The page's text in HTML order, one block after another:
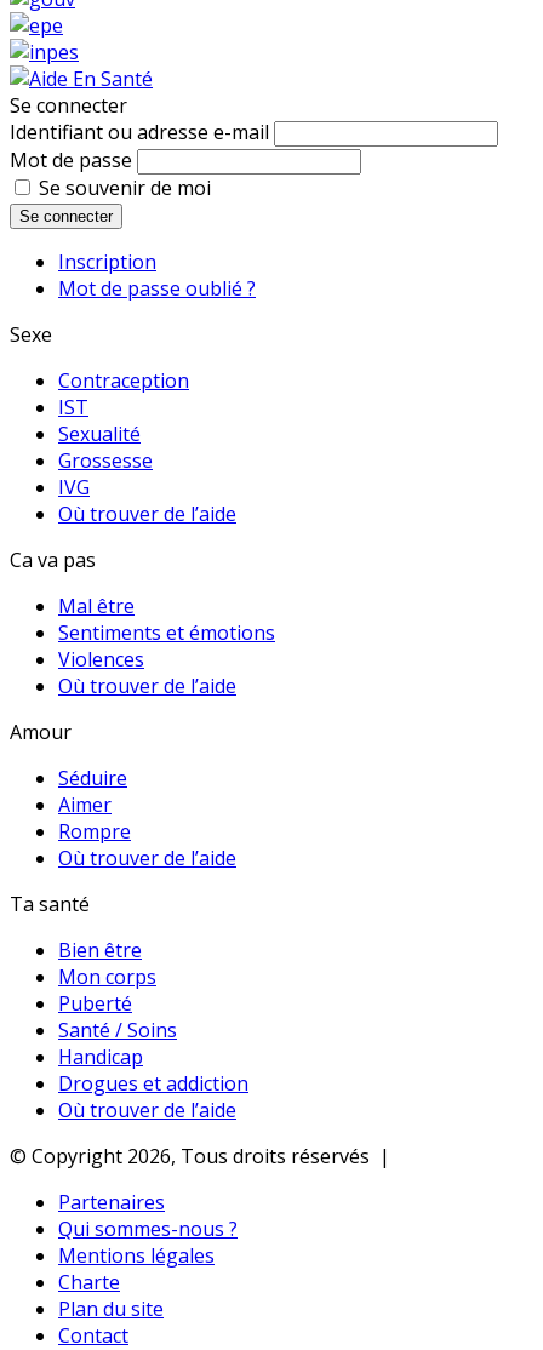
Se connecter
Identifiant ou adresse e-mail
Mot de passe
Se souvenir de moi
Se connecter
Inscription
Mot de passe oublié ?
Sexe
Contraception
IST
Sexualité
Grossesse
IVG
Où trouver de l’aide
Ca va pas
Mal être
Sentiments et émotions
Violences
Où trouver de l’aide
Amour
Séduire
Aimer
Rompre
Où trouver de l’aide
Ta santé
Bien être
Mon corps
Puberté
Santé / Soins
Handicap
Drogues et addiction
Où trouver de l’aide
© Copyright 2026, Tous droits réservés |
Partenaires
Qui sommes-nous ?
Mentions légales
Charte
Plan du site
Contact